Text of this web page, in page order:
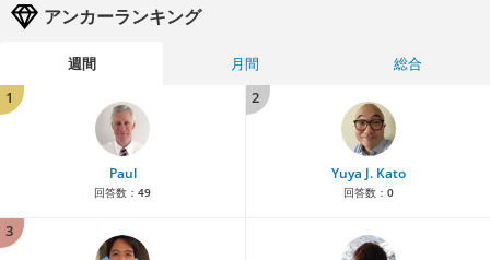
アンカーランキング
週間 月間
総合
1
Paul
回答数： 49
2
Yuya J. Kato
回答数： 0
3